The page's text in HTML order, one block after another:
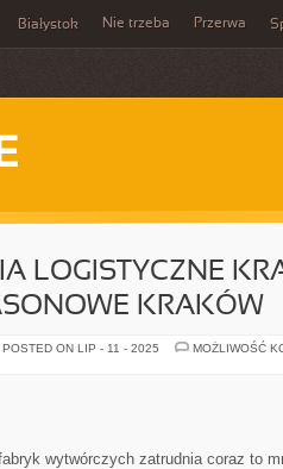
Białystok Nie trzeba Przerwa
LOGISTYCZNE
KRAKÓW
POSTED ON LIP - 11 - 2025
MOŻLIWOŚĆ
wytwórczych zatrudnia coraz to